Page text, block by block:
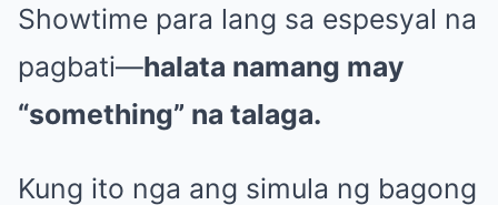
Showtime para lang sa espesyal na
pagbati—halata namang may
“something” na talaga.
Kung ito nga ang simula ng bagong